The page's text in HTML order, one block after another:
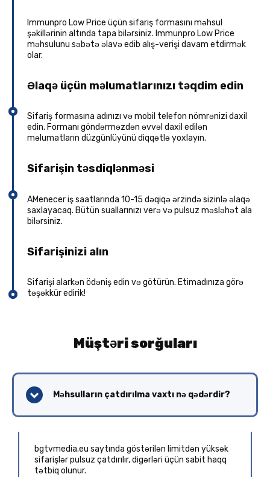
Immunpro Low Price üçün sifariş formasını məhsul
şəkillərinin altında tapa bilərsiniz. Immunpro Low Price
məhsulunu səbətə əlavə edib alış-verişi davam etdirmək
olar.
Əlaqə üçün məlumatlarınızı təqdim edin
Sifariş formasına adınızı və mobil telefon nömrənizi daxil
edin. Formanı göndərməzdən əvvəl daxil edilən
məlumatların düzgünlüyünü diqqətlə yoxlayın.
Sifarişin təsdiqlənməsi
AMenecer iş saatlarında 10-15 dəqiqə ərzində sizinlə əlaqə
saxlayacaq. Bütün suallarınızı verə və pulsuz məsləhət ala
bilərsiniz.
Sifarişinizi alın
Sifarişi alarkən ödəniş edin və götürün. Etimadınıza görə
təşəkkür edirik!
Müştəri sorğuları
Məhsulların çatdırılma vaxtı nə qədərdir?
bgtvmedia.eu saytında göstərilən limitdən yüksək
sifarişlər pulsuz çatdırılır, digərləri üçün sabit haqq
tətbiq olunur.